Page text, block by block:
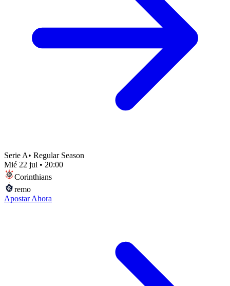
Serie A• Regular Season
Mié 22 jul • 20:00
Corinthians
remo
Apostar Ahora